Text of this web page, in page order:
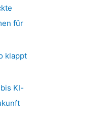
für
klappt
KI-